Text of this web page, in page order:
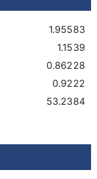
1.95583
1.1539
0.86228
0.9222
53.2384